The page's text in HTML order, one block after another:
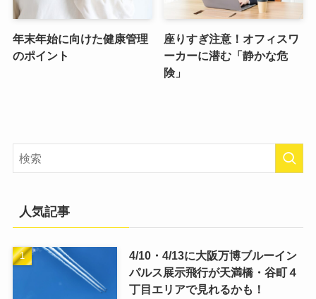
年末年始に向けた健康管理
のポイント
座りすぎ注意！オフィスワ
ーカーに潜む「静かな危
険」
人気記事
4/10・4/13に大阪万博ブルーイン
パルス展示飛行が天満橋・谷町４
丁目エリアで見れるかも！